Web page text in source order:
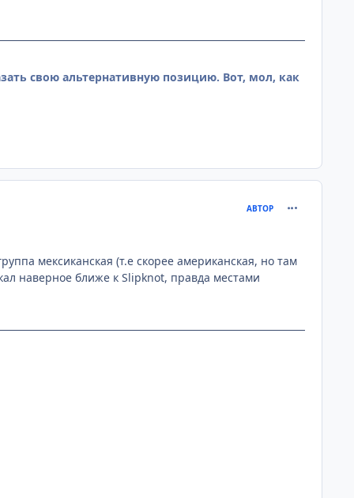
свою альтернативную позицию. Вот, мол, как
АВТОР
мексиканская (т.е скорее американская, но там
наверное ближе к Slipknot, правда местами